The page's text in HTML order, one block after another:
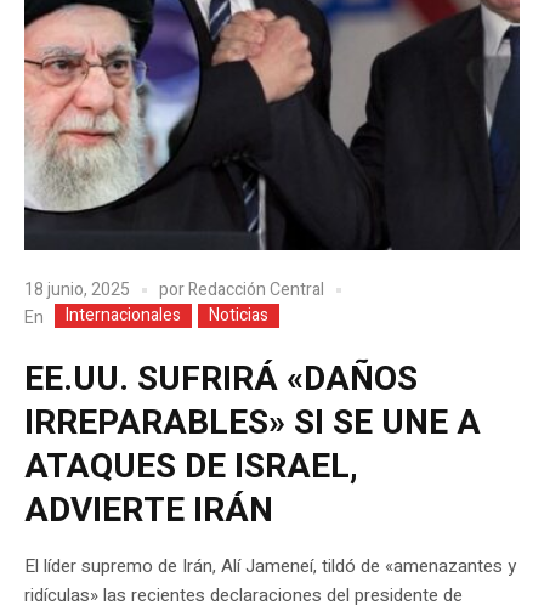
18 junio, 2025 porRedacción Central
En
Internacionales Noticias
EE.UU. SUFRIRÁ «DAÑOS
IRREPARABLES» SI SE UNE A
ATAQUES DE ISRAEL,
ADVIERTE IRÁN
El líder supremo de Irán, Alí Jameneí, tildó de «amenazantes y
ridículas» las recientes declaraciones del presidente de